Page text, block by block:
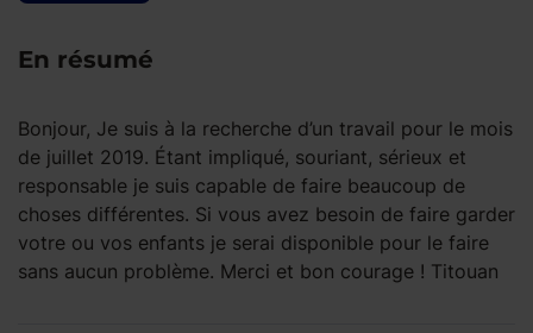
En résumé
Bonjour, Je suis à la recherche d’un travail pour le mois
de juillet 2019. Étant impliqué, souriant, sérieux et
responsable je suis capable de faire beaucoup de
choses différentes. Si vous avez besoin de faire garder
votre ou vos enfants je serai disponible pour le faire
sans aucun problème. Merci et bon courage ! Titouan